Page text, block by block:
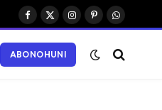
Facebook
X
Instagram
Pinterest
ABONOHUNI